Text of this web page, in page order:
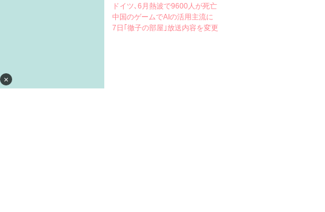
×
ドイツ､6月熱波で9600人が死亡
中国のゲームでAIの活用主流に
7日｢徹子の部屋｣放送内容を変更